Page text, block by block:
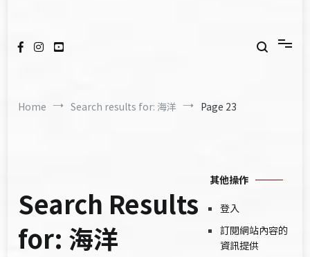
Home Search results for: 海洋 Page 23
Search Results
for: 海洋
其他操作
登入
訂閱網站內容的
資訊提供